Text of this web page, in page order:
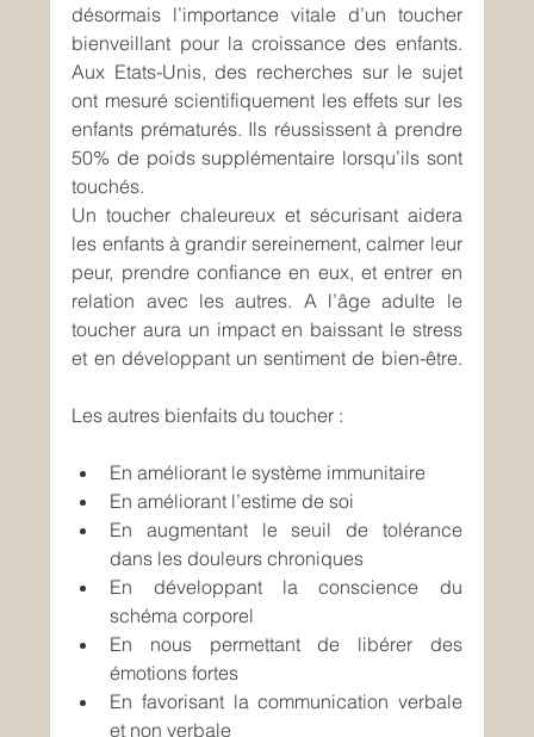
désormais l’importance vitale d’un toucher
bienveillant pour la croissance des enfants.
Aux Etats-Unis, des recherches sur le sujet
ont mesuré scientifiquement les effets sur les
enfants prématurés. Ils réussissent à prendre
50% de poids supplémentaire lorsqu’ils sont
touchés.
Un toucher chaleureux et sécurisant aidera
les enfants à grandir sereinement, calmer leur
peur, prendre confiance en eux, et entrer en
relation avec les autres. A l’âge adulte le
toucher aura un impact en baissant le stress
et en développant un sentiment de bien-être.
Les autres bienfaits du toucher :
En améliorant le système immunitaire
En améliorant l’estime de soi
En augmentant le seuil de tolérance
dans les douleurs chroniques
En développant la conscience du
schéma corporel
En nous permettant de libérer des
émotions fortes
En favorisant la communication verbale
et non verbale